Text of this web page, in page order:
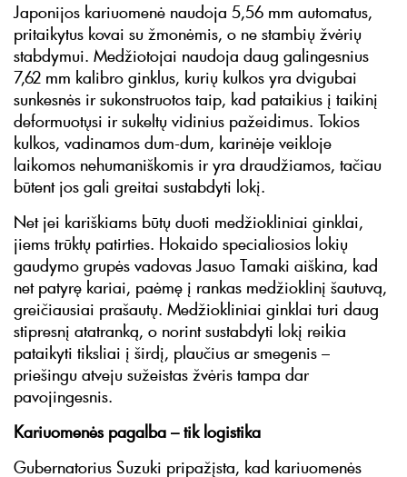
Japonijos kariuomenė naudoja 5,56 mm automatus,
pritaikytus kovai su žmonėmis, o ne stambių žvėrių
stabdymui. Medžiotojai naudoja daug galingesnius
7,62 mm kalibro ginklus, kurių kulkos yra dvigubai
sunkesnės ir sukonstruotos taip, kad pataikius į taikinį
deformuotųsi ir sukeltų vidinius pažeidimus. Tokios
kulkos, vadinamos dum-dum, karinėje veikloje
laikomos nehumaniškomis ir yra draudžiamos, tačiau
būtent jos gali greitai sustabdyti lokį.
Net jei kariškiams būtų duoti medžiokliniai ginklai,
jiems trūktų patirties. Hokaido specialiosios lokių
gaudymo grupės vadovas Jasuo Tamaki aiškina, kad
net patyrę kariai, paėmę į rankas medžioklinį šautuvą,
greičiausiai prašautų. Medžiokliniai ginklai turi daug
stipresnį atatranką, o norint sustabdyti lokį reikia
pataikyti tiksliai į širdį, plaučius ar smegenis –
priešingu atveju sužeistas žvėris tampa dar
pavojingesnis.
Kariuomenės pagalba – tik logistika
Gubernatorius Suzuki pripažįsta, kad kariuomenės